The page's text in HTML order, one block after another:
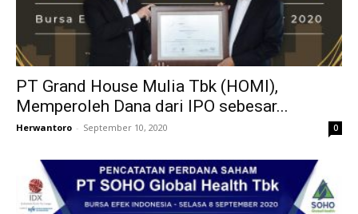
PT Grand House Mulia Tbk (HOMI),
Memperoleh Dana dari IPO sebesar...
Herwantoro - September 10, 2020 0